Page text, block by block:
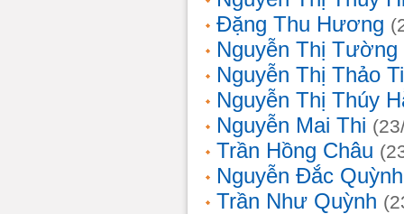
Đặng Thu Hương
Nguyễn Thị Tường
Nguyễn Thị Thảo
Nguyễn Thị Thúy
Nguyễn Mai Thi
Trần Hồng Châu
Nguyễn Đắc
Trần Như Quỳnh